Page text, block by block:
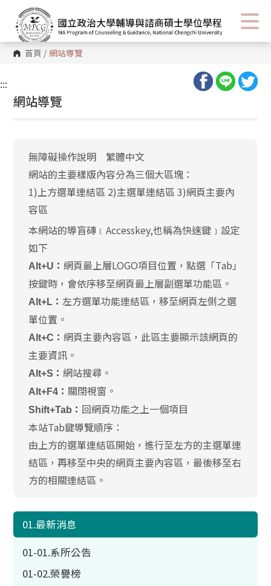
首頁 / 網站導覽
:::
網站導覽
無障礙操作說明 繁體中文
網站的主要樣版內容分為三個大區塊：
1)上方選單連結區 2)主選單連結區 3)網頁主要內
容區
本網站的導盲磚﹝Accesskey,也稱為快速鍵﹞設定
如下
Alt+U：網頁最上層LOGO項目位置，點選「Tab」
按鍵時，會依序移至網頁最上層副選單功能區。
Alt+L： 左方選單功能連結區，移至網頁左側之選
單位置。
Alt+C：網頁主要內容區，此區主要顯示該網頁的
主要資訊。
Alt+S：網站搜尋。
Alt+F4： 關閉視窗。
Shift+Tab： 回網頁功能之上一個項目
本站Tab鍵導覽順序：
由上方的選單連結區開始，進行至左方的主選單連
結區，再移至中央的網頁主要內容區，最後移至右
方的相關連結區。
01.最新消息
01-01.系所公告
01-02.榮譽榜